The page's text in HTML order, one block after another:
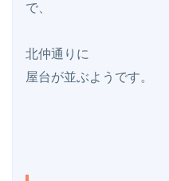
で、
北仲通りに
屋台が並ぶようです。